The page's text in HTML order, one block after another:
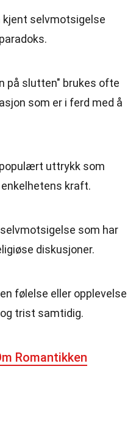
kjent selvmotsigelse
på slutten" brukes ofte
som er i ferd med å
uttrykk som
kraft.
som har
diskusjoner.
følelse eller opplevelse
trist samtidig.
Romantikken